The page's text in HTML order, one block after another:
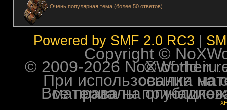
Очень популярная тема (более 50 ответов)
Powered by SMF 2.0 RC3
Copyright ©
© 2009-2026 NoXWorld.ru. All
При использовании
Все права на опубликованные на форуме